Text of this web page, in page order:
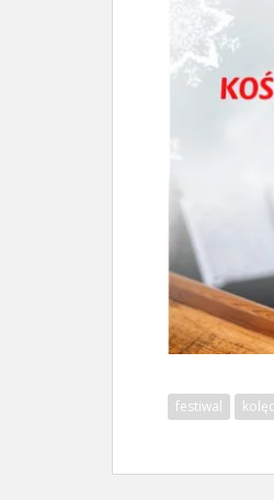
festiwal